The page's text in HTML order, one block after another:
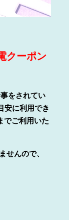
クーポン
をされてい
安に利用でき
でご利用いた
せんので、